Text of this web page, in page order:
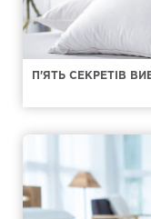
П'ЯТЬ СЕКРЕТІВ